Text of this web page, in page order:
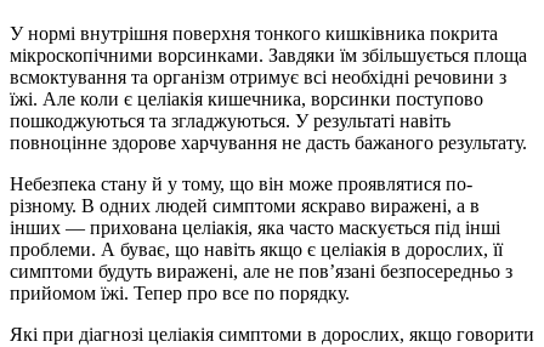
У нормі внутрішня поверхня тонкого кишківника покрита
мікроскопічними ворсинками. Завдяки їм збільшується площа
всмоктування та організм отримує всі необхідні речовини з
їжі. Але коли є целіакія кишечника, ворсинки поступово
пошкоджуються та згладжуються. У результаті навіть
повноцінне здорове харчування не дасть бажаного результату.
Небезпека стану й у тому, що він може проявлятися по-
різному. В одних людей симптоми яскраво виражені, а в
інших — прихована целіакія, яка часто маскується під інші
проблеми. А буває, що навіть якщо є целіакія в дорослих, її
симптоми будуть виражені, але не пов’язані безпосередньо з
прийомом їжі. Тепер про все по порядку.
Які при діагнозі целіакія симптоми в дорослих, якщо говорити